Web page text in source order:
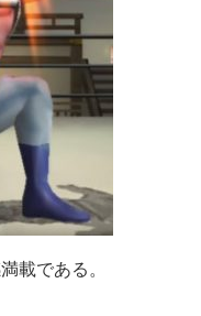
載である。